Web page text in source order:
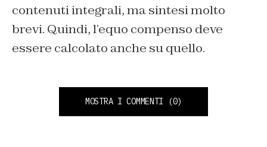
contenuti integrali, ma sintesi molto
brevi. Quindi, l’equo compenso deve
essere calcolato anche su quello.
MOSTRA I COMMENTI (0)